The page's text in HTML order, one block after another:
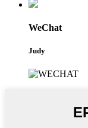
WeChat
Judy